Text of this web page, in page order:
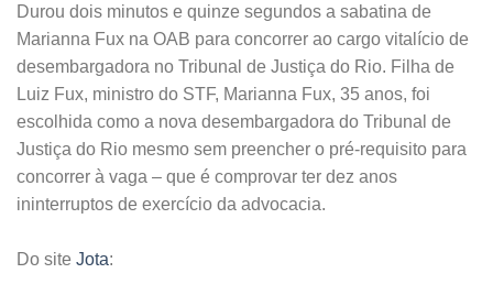
Durou dois minutos e quinze segundos a sabatina de
Marianna Fux na OAB para concorrer ao cargo vitalício de
desembargadora no Tribunal de Justiça do Rio. Filha de
Luiz Fux, ministro do STF, Marianna Fux, 35 anos, foi
escolhida como a nova desembargadora do Tribunal de
Justiça do Rio mesmo sem preencher o pré-requisito para
concorrer à vaga – que é comprovar ter dez anos
ininterruptos de exercício da advocacia.
Do site Jota: